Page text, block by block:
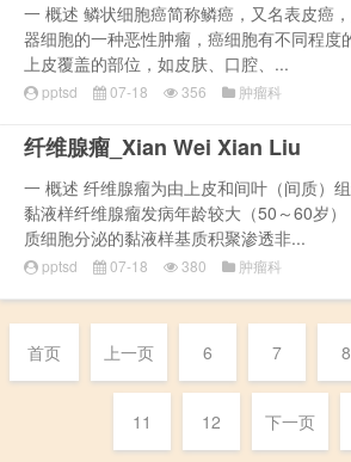
一 概述 鳞状细胞癌简称鳞癌，又名表皮癌
器细胞的一种恶性肿瘤，癌细胞有不同程度
上皮覆盖的部位，如皮肤、口腔、...
pptsd 07-18 356 肿瘤科
纤维腺瘤_Xian Wei Xian Liu
一 概述 纤维腺瘤为由上皮和间叶（间质）组
黏液样纤维腺瘤发病年龄较大（50～60岁
质细胞分泌的黏液样基质积聚渗透非...
pptsd 07-18 380 肿瘤科
首页 上一页 6 7 8
11 12 下一页